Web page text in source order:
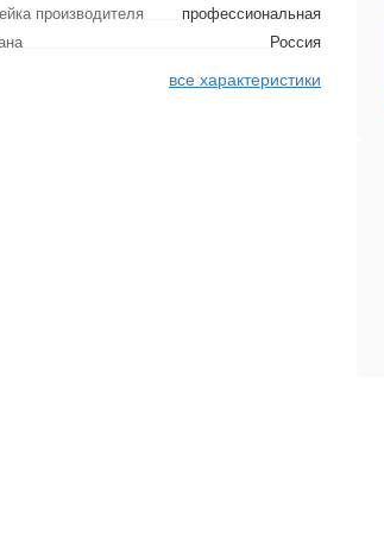
производителя
профессиональная
Россия
все характеристики